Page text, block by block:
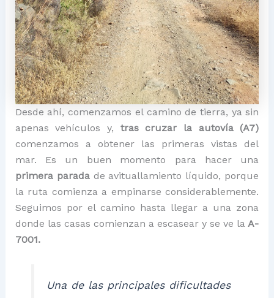
Desde ahí, comenzamos el camino de tierra, ya sin
apenas vehículos y, tras cruzar la autovía (A7)
comenzamos a obtener las primeras vistas del
mar. Es un buen momento para hacer una
primera paradade avituallamiento líquido, porque
la ruta comienza a empinarse considerablemente.
Seguimos por el camino hasta llegar a una zona
donde las casas comienzan a escasear y se ve la A-
7001.
Una de las principales dificultades